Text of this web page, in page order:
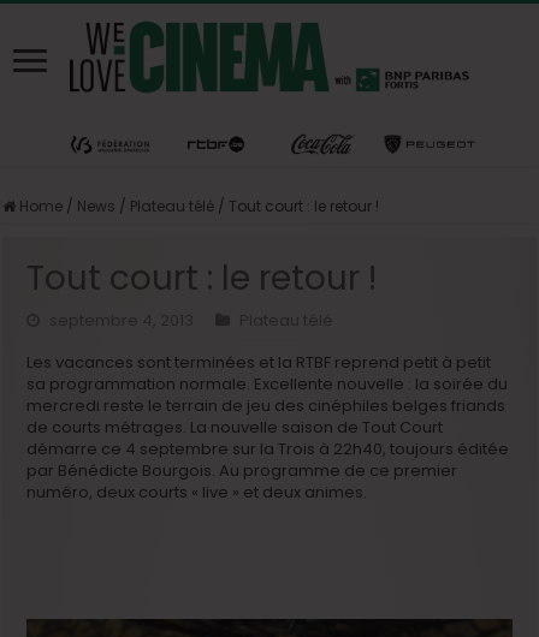
Home / News / Plateau télé / Tout court : le retour !
Tout court : le retour !
Plateau télé
Les vacances sont terminées et la RTBF reprend petit à petit
sa programmation normale. Excellente nouvelle : la soirée du
mercredi reste le terrain de jeu des cinéphiles belges friands
de courts métrages. La nouvelle saison de Tout Court
démarre ce 4 septembre sur la Trois à 22h40, toujours éditée
par Bénédicte Bourgois. Au programme de ce premier
numéro, deux courts « live » et deux animes.